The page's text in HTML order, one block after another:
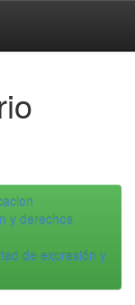
y derechos
de expresión y